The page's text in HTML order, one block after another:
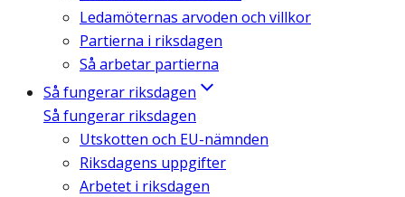
Ledamöternas arvoden och villkor
Partierna i riksdagen
Så arbetar partierna
Så fungerar riksdagen
Så fungerar riksdagen
Utskotten och EU-nämnden
Riksdagens uppgifter
Arbetet i riksdagen